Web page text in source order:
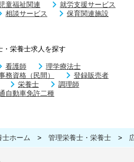
児童福祉関連
就労支援サービス
相談サービス
保育関連施設
・栄養士求人を探す
看護師
理学療法士
務資格（民間）
登録販売者
栄養士
調理師
自動車免許二種
士ホーム > 管理栄養士・栄養士 >